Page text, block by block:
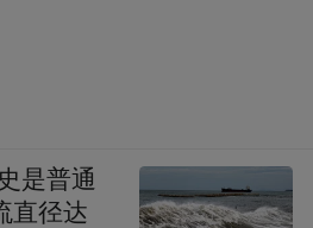
是普通
直径达